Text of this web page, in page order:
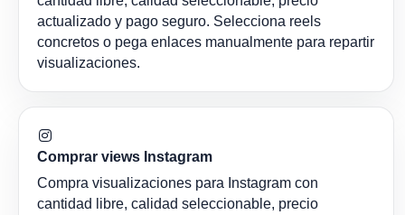
actualizado y pago seguro. Selecciona reels
concretos o pega enlaces manualmente para repartir
visualizaciones.
Comprar views Instagram
Compra visualizaciones para Instagram con
cantidad libre, calidad seleccionable, precio